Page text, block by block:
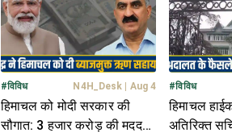
#विविध N4H_Desk | Aug 4
हिमाचल को मोदी सरकार की
सौगात: 3 हजार करोड़ की मदद
#विविध
हिमाचल
अतिरिक्त